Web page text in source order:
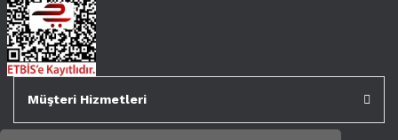
Müşteri Hizmetleri